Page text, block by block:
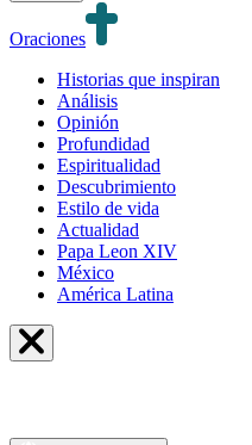
Oraciones
Historias que inspiran
Análisis
Opinión
Profundidad
Espiritualidad
Descubrimiento
Estilo de vida
Actualidad
Papa Leon XIV
México
América Latina